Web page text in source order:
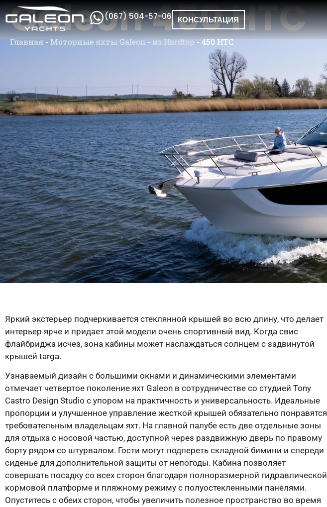
(067) 504-57-06 КОНСУЛЬТАЦИЯ
Galeon 450 HTC
Главная-Моторные яхты Galeon-из Hardtop-450 HTC
Яркий экстерьер подчеркивается стеклянной крышей во всю длину, что делает
интерьер ярче и придает этой модели очень спортивный вид. Когда свис
флайбриджа исчез, зона кабины может наслаждаться солнцем с задвинутой
крышей targa.
Узнаваемый дизайн с большими окнами и динамическими элементами
отмечает четвертое поколение яхт Galeon в сотрудничестве со студией Tony
Castro Design Studio с упором на практичность и универсальность. Идеальные
пропорции и улучшенное управление жесткой крышей обязательно понравятся
требовательным владельцам яхт. На главной палубе есть две отдельные зоны
для отдыха с носовой частью, доступной через раздвижную дверь по правому
борту рядом со штурвалом. Гости могут подпереть складной бимини и спереди
сиденье для дополнительной защиты от непогоды. Кабина позволяет
совершать посадку со всех сторон благодаря полноразмерной гидравлической
кормовой платформе и пляжному режиму с полуостекленными панелями.
Опуститесь с обеих сторон, чтобы увеличить полезное пространство во время